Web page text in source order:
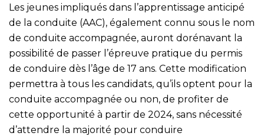
Les jeunes impliqués dans l’apprentissage anticipé
de la conduite (AAC), également connu sous le nom
de conduite accompagnée, auront dorénavant la
possibilité de passer l’épreuve pratique du permis
de conduire dès l’âge de 17 ans. Cette modification
permettra à tous les candidats, qu’ils optent pour la
conduite accompagnée ou non, de profiter de
cette opportunité à partir de 2024, sans nécessité
d’attendre la majorité pour conduire